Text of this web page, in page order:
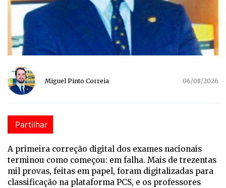
Miguel Pinto Correia 06/08/2026
Partilhar
A primeira correção digital dos exames nacionais
terminou como começou: em falha. Mais de trezentas
mil provas, feitas em papel, foram digitalizadas para
classificação na plataforma PCS, e os professores